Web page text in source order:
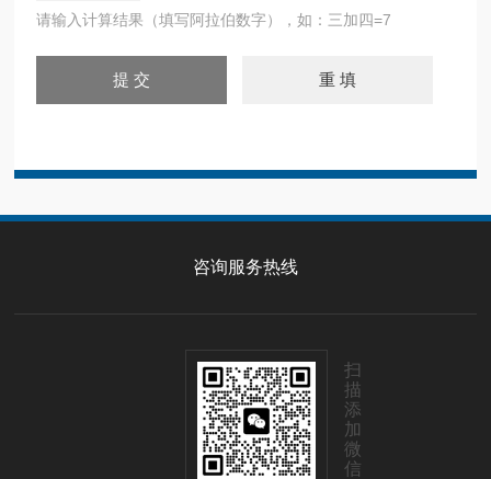
请输入计算结果（填写阿拉伯数字），如：三加四=7
咨询服务热线
扫
描
添
加
微
信